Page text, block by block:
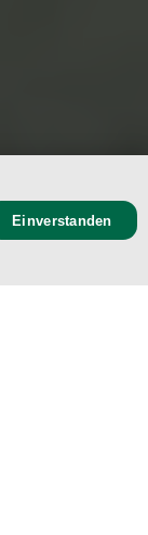
Einverstanden